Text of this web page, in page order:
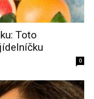
Toto
0